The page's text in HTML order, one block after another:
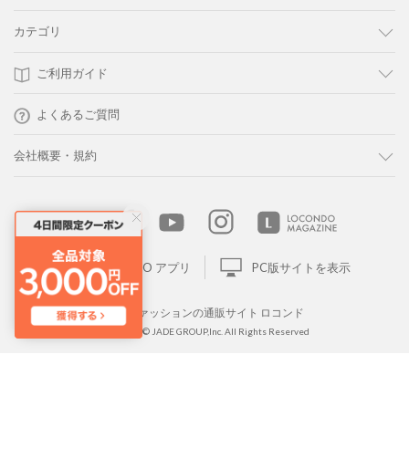
カテゴリ
ご利用ガイド
よくあるご質問
会社概要・規約
LOCONDO アプリ PC版サイトを表示
靴とファッションの通販サイト ロコンド
Copyright © JADE GROUP,Inc. All Rights Reserved